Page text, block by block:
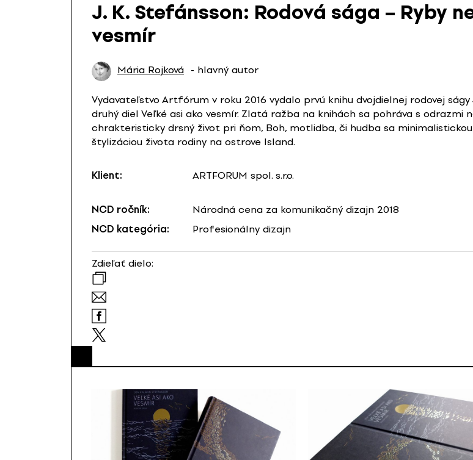
J. K. Stefánsson: Rodová sága – Ryby
vesmír
Mária Rojková - hlavný autor
Vydavateľstvo Artfórum v roku 2016 vydalo prvú knihu dvojdielnej rodovej
druhý diel Veľké asi ako vesmír. Zlatá ražba na knihách sa pohráva s odrazmi
chrakteristicky drsný život pri ňom, Boh, motlidba, či hudba sa
štylizáciou života rodiny na ostrove Island.
Klient: ARTFORUM spol. s.r.o.
NCD ročník:
Národná cena za komunikačný dizajn 2018
NCD kategória:
Profesionálny dizajn
Zdieľať dielo: